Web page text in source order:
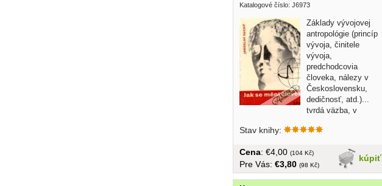
Katalogové číslo: J6973
Základy vývojovej
antropológie (princíp
vývoja, činitele
vývoja,
predchodcovia
človeka, nálezy v
Československu,
dedičnosť, atd.)...
tvrdá väzba, v
Stav knihy:
kúpiť
Cena: €4,00 (104 Kč)
Pre Vás: €3,80 (98 Kč)